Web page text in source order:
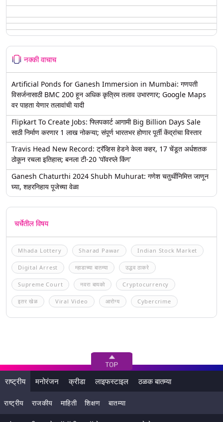
नक्की वाचाच
Artificial Ponds for Ganesh Immersion in Mumbai: गणपती
विसर्जनासाठी BMC 200 हून अधिक कृत्रिम तलाव उभारणार; Google Maps
वर पाहता येणार तलावांची यादी
Flipkart To Create Jobs: फ्लिपकार्ट आगामी Big Billion Days Sale
साठी निर्माण करणार 1 लाख नोकऱ्या; संपूर्ण भारतभर होणार पूर्ती केंद्रांचा विस्तार
Travis Head New Record: ट्रॅव्हिस हेडने केला कहर, 17 चेंडूत अर्धशतक
ठोकून रचला इतिहास; बनला टी-20 'पॉवरप्ले किंग'
Ganesh Chaturthi 2024 Shubh Muhurat: गणेश चतुर्थीनिमित्त जाणून
घ्या, शहरनिहाय पूजेच्या वेळा
चर्चेतील विषय
Mhada Lottery Sharad Pawar Indian Stock Market
Digital Arrest म्हाडाच्या बातम्या उद्धव ठाकरे
Supreme Court नवरा बायको Cryptocurrency
इतर खेळ Viral Video आरोग्य Cybercrime
राष्ट्रीय मनोरंजन क्रीडा लाइफस्टाइल ठळक बातम्या
राष्ट्रीय राजकीय माहिती शिक्षण बातम्या